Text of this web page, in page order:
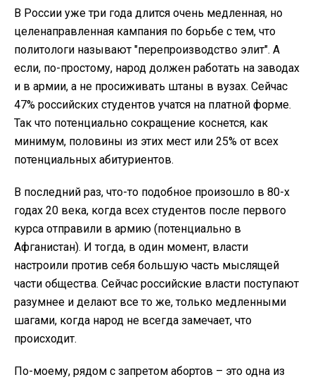
В России уже три года длится очень медленная, но
целенаправленная кампания по борьбе с тем, что
политологи называют "перепроизводство элит". А
если, по-простому, народ должен работать на заводах
и в армии, а не просиживать штаны в вузах. Сейчас
47% российских студентов учатся на платной форме.
Так что потенциально сокращение коснется, как
минимум, половины из этих мест или 25% от всех
потенциальных абитуриентов.
В последний раз, что-то подобное произошло в 80-х
годах 20 века, когда всех студентов после первого
курса отправили в армию (потенциально в
Афганистан). И тогда, в один момент, власти
настроили против себя большую часть мыслящей
части общества. Сейчас российские власти поступают
разумнее и делают все то же, только медленными
шагами, когда народ не всегда замечает, что
происходит.
По-моему, рядом с запретом абортов – это одна из